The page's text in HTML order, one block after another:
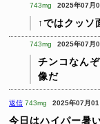
743mg 2025年07月
↑ではクッソ
743mg 2025年07月
チンコなん
像だ
返信 743mg 2025年07月
今日はハイパー暑